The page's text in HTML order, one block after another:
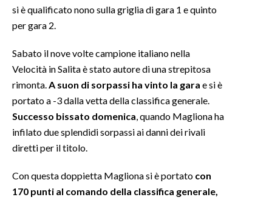
#CARAUNIONE
INSULARITÀ
ABBONATI
ANNUNCI
NECROLOGI
SPIAGGE
si è qualificato nono sulla griglia di gara 1 e quinto
per gara 2.
Sabato il nove volte campione italiano nella
Velocità in Salita è stato autore di una strepitosa
rimonta. A suon di sorpassi ha vinto la gara e si è
portato a -3 dalla vetta della classifica generale.
Successo bissato domenica , quando Magliona ha
infilato due splendidi sorpassi ai danni dei rivali
diretti per il titolo.
Con questa doppietta Magliona si è portato con
170 punti al comando della classifica generale,